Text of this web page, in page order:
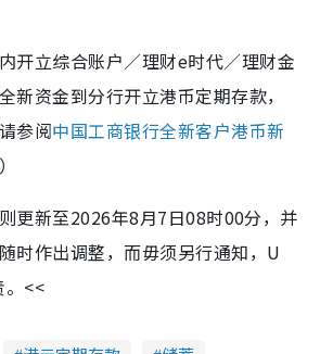
开立综合账户／理财e时代／理财金
新资金到分行开立港币定期存款，
参阅中国工商银行全新客户港币新
）
更新至2026年8月7日08时00分，并
时作出调整，而毋须另行通知，U
<<